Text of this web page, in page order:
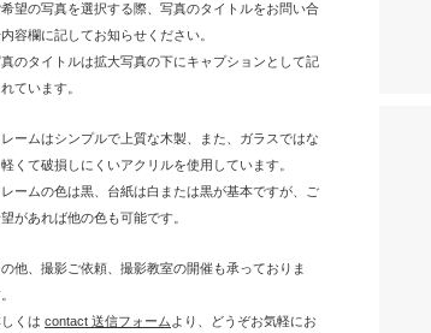
希望の写真を選択する際、写真のタイトルをお問い合
容欄に記してお知らせください。
のタイトルは拡大写真の下にキャプションとして記
ています。
レームはシンプルで上質な木製、また、ガラスではな
軽くて破損しにくいアクリルを使用しています。
レームの色は黒、台紙は白または黒が基本ですが、ご
があれば他の色も可能です。
の他、撮影ご依頼、撮影教室の開催も承っておりま
くは contact 送信フォーム より、どうぞお気軽にお